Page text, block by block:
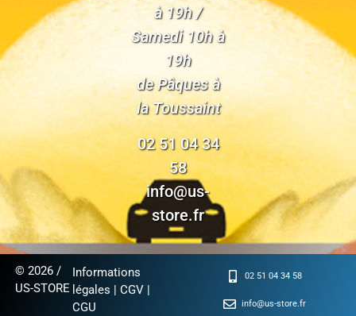
à 19h /
Samedi 10h à
19h
de Pâques à
la Toussaint
02 51 04 34
58
info@us-
store.fr
© 2026 /
US-STORE
Informations
légales |CGV |
CGU
02 51 04 34 58
info@us-store.fr